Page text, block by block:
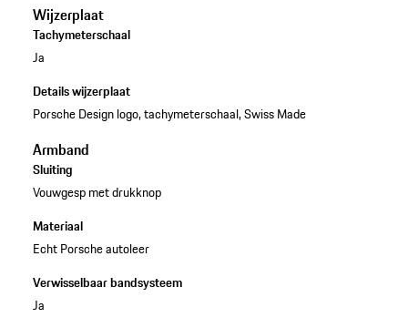
Wijzerplaat
Tachymeterschaal
Ja
Details wijzerplaat
Porsche Design logo, tachymeterschaal, Swiss Made
Armband
Sluiting
Vouwgesp met drukknop
Materiaal
Echt Porsche autoleer
Verwisselbaar bandsysteem
Ja